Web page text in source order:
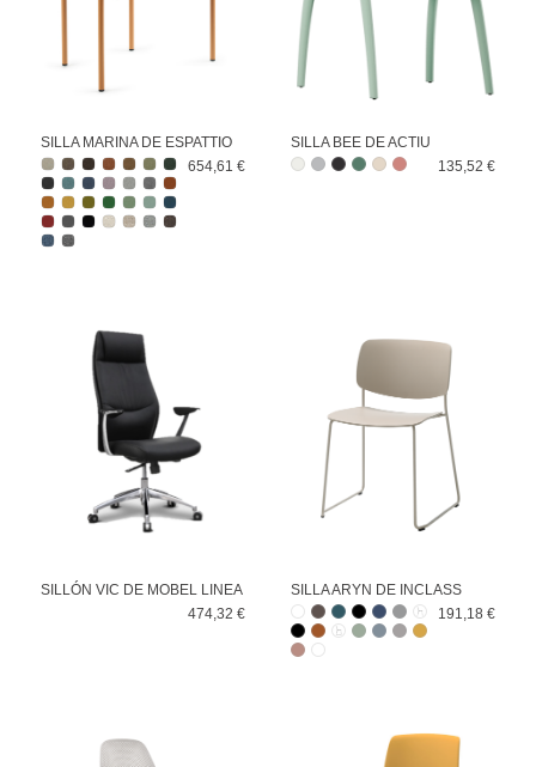
SILLA MARINA DE ESPATTIO
654,61 €
SILLA BEE DE ACTIU
135,52 €
SILLÓN VIC DE MOBEL LINEA
474,32 €
SILLA ARYN DE INCLASS
191,18 €